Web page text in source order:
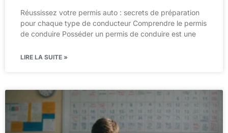
Réussissez votre permis auto : secrets de préparation
pour chaque type de conducteur Comprendre le permis
de conduire Posséder un permis de conduire est une
LIRE LA SUITE »